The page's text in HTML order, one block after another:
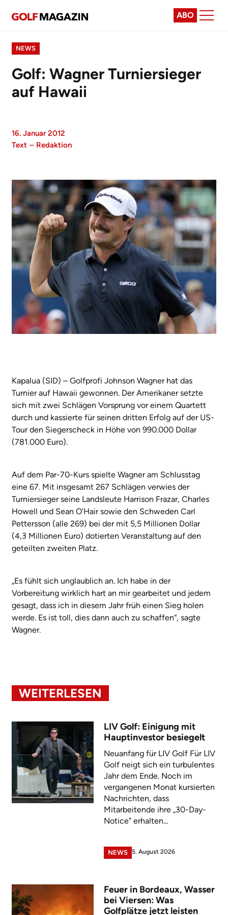
ABO
NEWS
Golf: Wagner Turniersieger
auf Hawaii
16. Januar 2012
Text – Redaktion
Kapalua (SID) – Golfprofi Johnson Wagner hat das
Turnier auf Hawaii gewonnen. Der Amerikaner setzte
sich mit zwei Schlägen Vorsprung vor einem Quartett
durch und kassierte für seinen dritten Erfolg auf der US-
Tour den Siegerscheck in Höhe von 990.000 Dollar
(781.000 Euro).
Auf dem Par-70-Kurs spielte Wagner am Schlusstag
eine 67. Mit insgesamt 267 Schlägen verwies der
Turniersieger seine Landsleute Harrison Frazar, Charles
Howell und Sean O’Hair sowie den Schweden Carl
Pettersson (alle 269) bei der mit 5,5 Millionen Dollar
(4,3 Millionen Euro) dotierten Veranstaltung auf den
geteilten zweiten Platz.
„Es fühlt sich unglaublich an. Ich habe in der
Vorbereitung wirklich hart an mir gearbeitet und jedem
gesagt, dass ich in diesem Jahr früh einen Sieg holen
werde. Es ist toll, dies dann auch zu schaffen“, sagte
Wagner.
WEITERLESEN
LIV Golf: Einigung mit
Hauptinvestor besiegelt
Neuanfang für LIV Golf Für LIV
Golf neigt sich ein turbulentes
Jahr dem Ende. Noch im
vergangenen Monat kursierten
Nachrichten, dass
Mitarbeitende ihre „30-Day-
Notice" erhalten...
NEWS 5. August 2026
Feuer in Bordeaux, Wasser
bei Viersen: Was
Golfplätze jetzt leisten